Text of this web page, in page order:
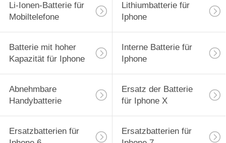
Li-Ionen-Batterie für
Mobiltelefone
Lithiumbatterie für
Iphone
Batterie mit hoher
Kapazität für Iphone
Interne Batterie für
Iphone
Abnehmbare
Handybatterie
Ersatz der Batterie
für Iphone X
Ersatzbatterien für
Ersatzbatterien für